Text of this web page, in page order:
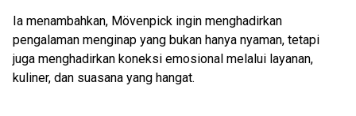
Ia menambahkan, Mövenpick ingin menghadirkan
pengalaman menginap yang bukan hanya nyaman, tetapi
juga menghadirkan koneksi emosional melalui layanan,
kuliner, dan suasana yang hangat.